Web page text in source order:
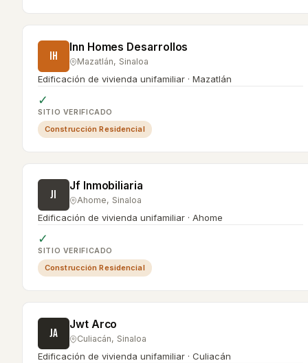
IH
Inn Homes Desarrollos
Mazatlán, Sinaloa
Edificación de vivienda unifamiliar · Mazatlán
✓
SITIO VERIFICADO
Construcción Residencial
JI
Jf Inmobiliaria
Ahome, Sinaloa
Edificación de vivienda unifamiliar · Ahome
✓
SITIO VERIFICADO
Construcción Residencial
JA
Jwt Arco
Culiacán, Sinaloa
Edificación de vivienda unifamiliar · Culiacán